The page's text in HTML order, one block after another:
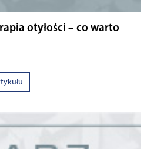
otyłości – co warto